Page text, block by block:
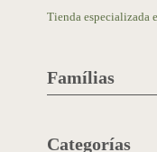
Tienda especializada
Famílias
Categorías